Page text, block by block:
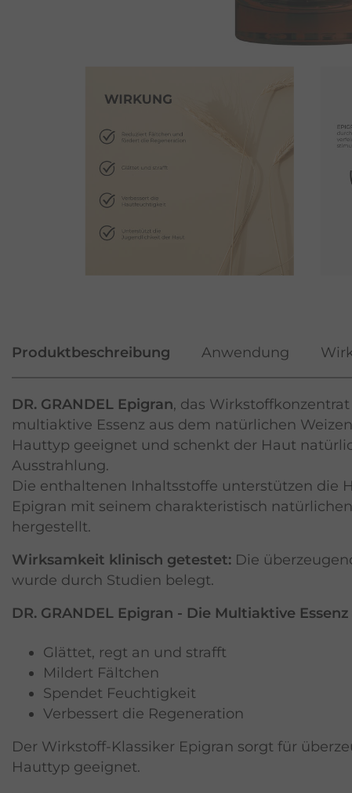
Produktbeschreibung Anwendung
DR. GRANDEL Epigran, das Wirkstoffkonzentrat
multiaktive Essenz aus dem natürlichen
Hauttyp geeignet und schenkt der Haut
Ausstrahlung.
Die enthaltenen Inhaltsstoffe unterstützen die
Epigran mit seinem charakteristisch
hergestellt.
Wirksamkeit klinisch getestet: Die
wurde durch Studien belegt.
DR. GRANDEL Epigran - Die Multiaktive
Glättet, regt an und strafft
Mildert Fältchen
Spendet Feuchtigkeit
Verbessert die Regeneration
Der Wirkstoff-Klassiker Epigran sorgt für
Hauttyp geeignet.